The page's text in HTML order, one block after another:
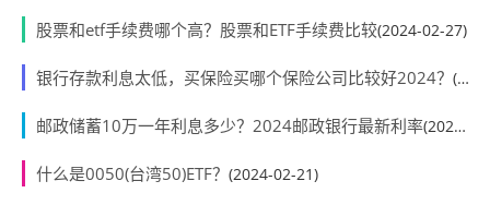
股票和etf手续费哪个高？股票和ETF手续费比较(2024-02-27)
银行存款利息太低，买保险买哪个保险公司比较好2024？ (2024-02-23)
邮政储蓄10万一年利息多少？2024邮政银行最新利率(2024-02-23)
什么是0050(台湾50)ETF？ (2024-02-21)